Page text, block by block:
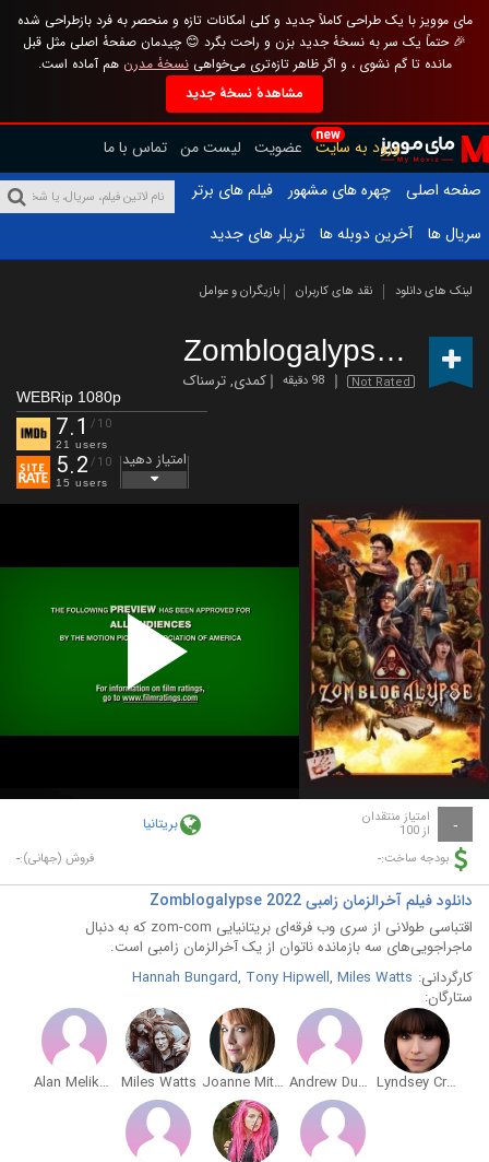
مای موویز با یک طراحی کاملاً جدید و کلی امکانات تازه و منحصر به فرد بازطراحی شده
🎉 حتماً یک سر به نسخهٔ جدید بزن و راحت بگرد 😊 چیدمان صفحهٔ اصلی مثل قبل
مانده تا گم نشوی ، و اگر ظاهر تازه‌تری می‌خواهینسخهٔ مدرن هم آماده است.
مشاهدهٔ نسخهٔ جدید
new
ورود به سایت عضویت لیست من تماس با ما
صفحه اصلی
چهره های مشهور
فیلم های برتر
سریال ها
آخرین دوبله ها تریلر های جدید
لینک های دانلود نقد های کاربران بازیگران و عوامل
Zomblogalypse (2022)
Not Rated 98 دقیقه کمدی,ترسناک
WEBRip 1080p
7.1 /10
21 users
5.2 /10
15 users
امتیاز دهید
Play
Video
- امتیاز منتقدان
از 100 بریتانیا
بودجه ساخت:- فروش (جهانی):-
دانلود فیلم آخرالزمان زامبی Zomblogalypse 2022
اقتباسی طولانی از سری وب فرقه‌ای بریتانیایی zom-com که به دنبال
ماجراجویی‌های سه بازمانده ناتوان از یک آخرالزمان زامبی است.
کارگردانی:
Hannah Bungard, Tony Hipwell, Miles Watts
ستارگان:
Lyndsey Craine
Andrew Dunn
Joanne Mitchell
Miles Watts
Alan Melikdjanian